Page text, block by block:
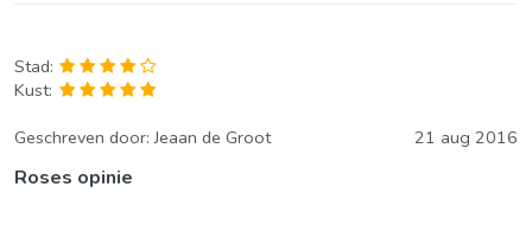
Stad:
Kust:
Geschreven door:Jeaan de Groot 21 aug 2016
Roses opinie